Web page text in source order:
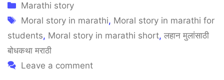
Categories
Marathi story
Tags
Moral story in marathi, Moral story in marathi for
students, Moral story in marathi short, लहान मुलांसाठी
बोधकथा मराठी
Leave a comment